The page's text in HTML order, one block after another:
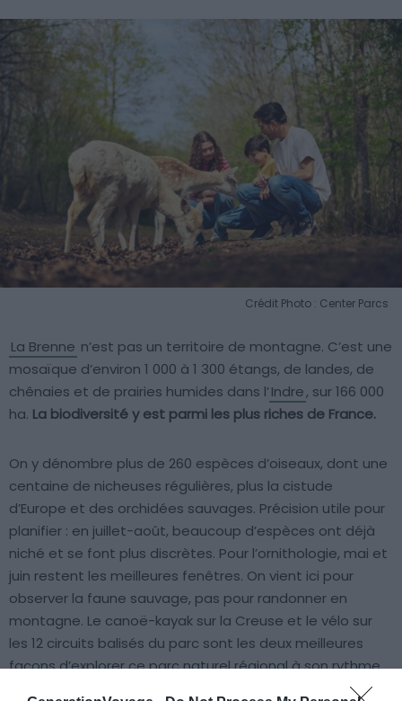
Crédit Photo : Center Parcs
La Brenne n’est pas un territoire de montagne. C’est une
mosaïque d’environ 1 000 à 1 300 étangs, de landes, de
chênaies et de prairies humides dans l’Indre, sur 166 000
ha. La biodiversité y est parmi les plus riches de France.
On y dénombre plus de 260 espèces d’oiseaux, dont une
centaine de nicheuses régulières, plus la cistude
d’Europe et des orchidées sauvages. Précision utile pour
planifier : en juillet-août, beaucoup d’espèces ont déjà
niché et se font plus discrètes. Pour l’ornithologie, mai et
juin restent les meilleures fenêtres. On vient ici pour
observer la faune sauvage, pas pour randonner en
montagne. Le canoë-kayak sur la Creuse et le vélo sur
les 12 circuits balisés du parc sont les deux meilleures
façons d’explorer ce parc naturel régional à son rythme.